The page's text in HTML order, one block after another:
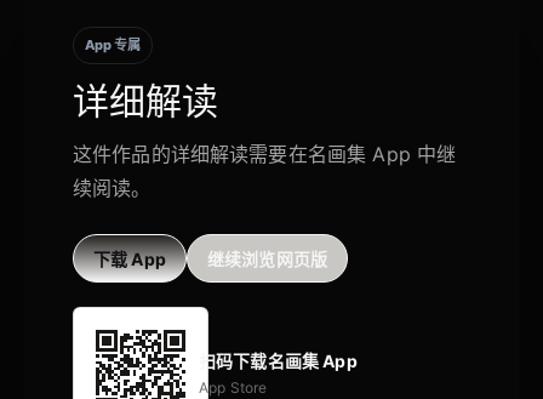
App 专属
详细解读
这件作品的详细解读需要在名画集 App 中继
续阅读。
下载 App 继续浏览网页版
扫码下载名画集 App
App Store